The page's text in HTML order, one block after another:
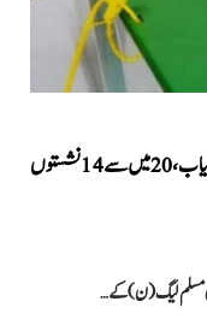
آزاد کشمیر الیکشن کا دوسرے مرحلے میں بھی ن لیگ کامیاب، 20 میں سے 14 نشستوں
مسلم لیگ (ن) کے…